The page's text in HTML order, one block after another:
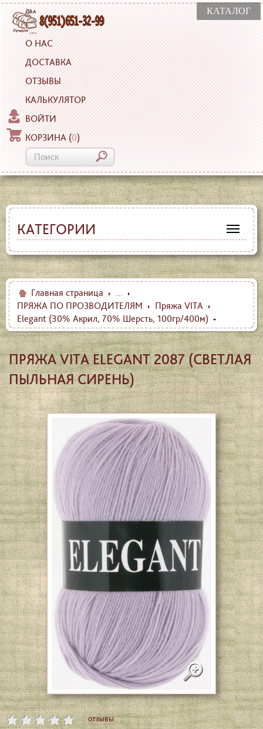
КАТАЛОГ
О НАС
ДОСТАВКА
ОТЗЫВЫ
КАЛЬКУЛЯТОР
ВОЙТИ
КОРЗИНА (0)
КАТЕГОРИИ
Главная страница
...
ПРЯЖА ПО ПРОЗВОДИТЕЛЯМ
Пряжа VITA
Elegant (30% Акрил, 70% Шерсть, 100гр/400м)
ПРЯЖА VITA ELEGANT 2087 (СВЕТЛАЯ
ПЫЛЬНАЯ СИРЕНЬ)
отзывы